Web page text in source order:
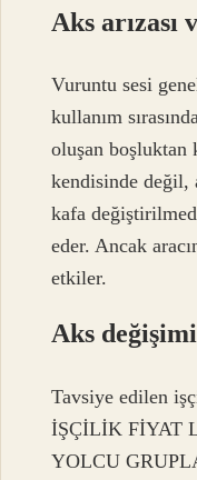
Aks arızası
Vuruntu sesi
kullanım
oluşan boşluktan
kendisinde değil,
kafa
eder. Ancak
etkiler.
Aks
Tavsiye edilen
İŞÇİLİK FİYAT
YOLCU